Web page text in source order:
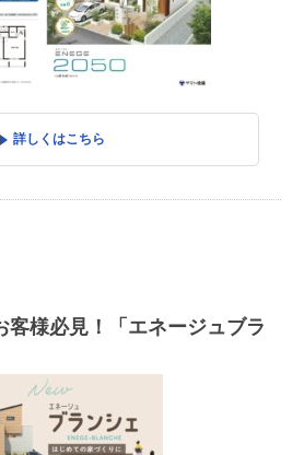
詳しくはこちら
客様必見！「エネージュブラ